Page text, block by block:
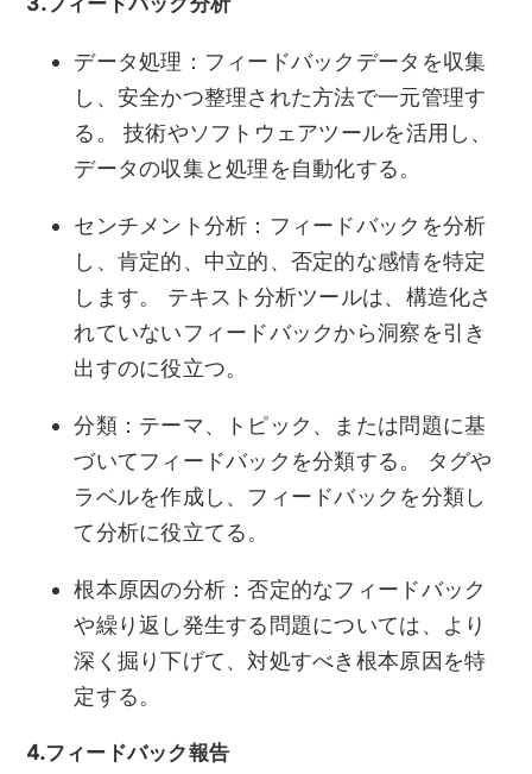
データ処理：フィードバックデータを収集
し、安全かつ整理された方法で一元管理す
る。 技術やソフトウェアツールを活用し、
データの収集と処理を自動化する。
センチメント分析：フィードバックを分析
し、肯定的、中立的、否定的な感情を特定
します。 テキスト分析ツールは、構造化さ
れていないフィードバックから洞察を引き
出すのに役立つ。
分類：テーマ、トピック、または問題に基
づいてフィードバックを分類する。 タグや
ラベルを作成し、フィードバックを分類し
て分析に役立てる。
根本原因の分析：否定的なフィードバック
や繰り返し発生する問題については、より
深く掘り下げて、対処すべき根本原因を特
定する。
4.フィードバック報告